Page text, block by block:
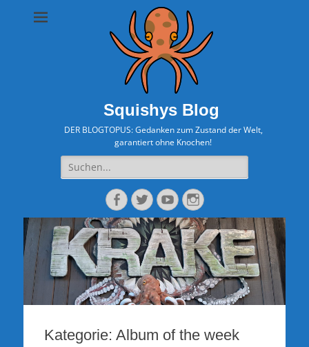
Squishys Blog
DER BLOGTOPUS: Gedanken zum Zustand der Welt,
garantiert ohne Knochen!
Suche
nach:
Facebook
TwitterYouTubeInstagram
Kategorie: Album of the week